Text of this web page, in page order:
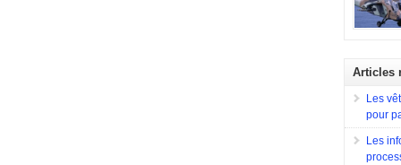
Sa
souhait
en
ainsi
destiné à
la France
typique,
Articles
Les
pour
Les